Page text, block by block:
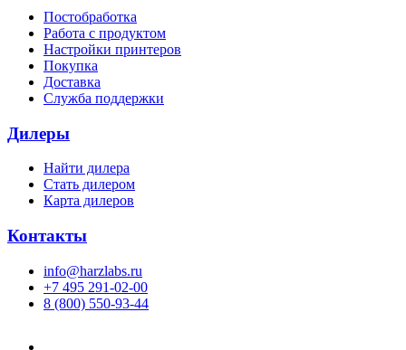
Постобработка
Работа с продуктом
Настройки принтеров
Покупка
Доставка
Служба поддержки
Дилеры
Найти дилера
Cтать дилером
Карта дилеров
Контакты
info@harzlabs.ru
+7 495 291-02-00
8 (800) 550-93-44